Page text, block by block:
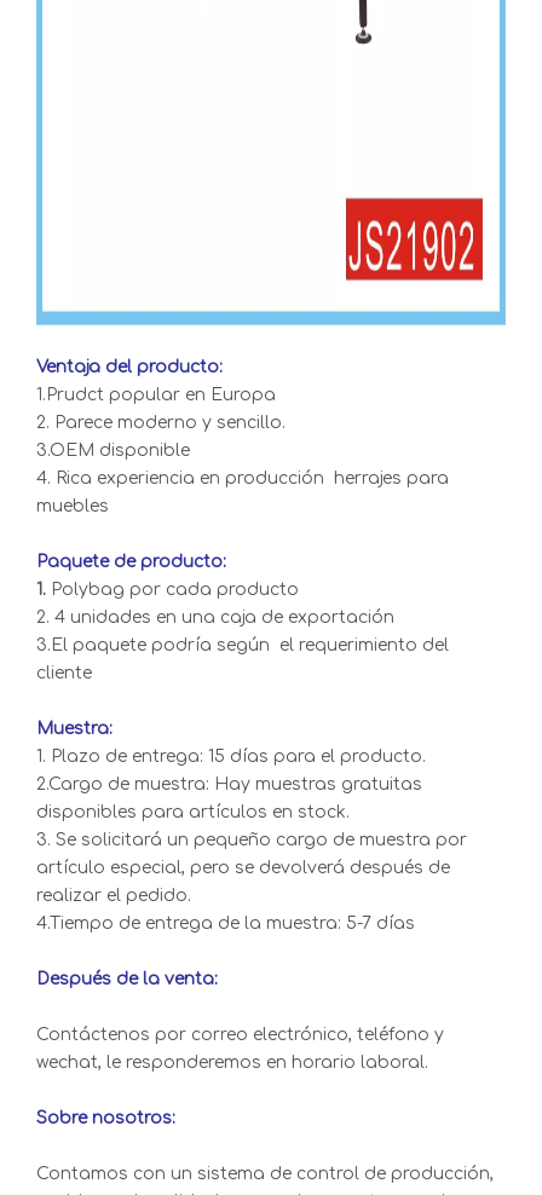
Ventaja del producto:
1.Prudct popular en Europa
2. Parece moderno y sencillo.
3.OEM disponible
4. Rica experiencia en producción herrajes para
muebles
Paquete de producto:
1. Polybag por cada producto
2. 4 unidades en una caja de exportación
3.El paquete podría según el requerimiento del
cliente
Muestra:
1. Plazo de entrega: 15 días para el producto.
2.Cargo de muestra: Hay muestras gratuitas
disponibles para artículos en stock.
3. Se solicitará un pequeño cargo de muestra por
artículo especial, pero se devolverá después de
realizar el pedido.
4.Tiempo de entrega de la muestra: 5-7 días
Después de la venta:
Contáctenos por correo electrónico, teléfono y
wechat, le responderemos en horario laboral.
Sobre nosotros:
Contamos con un sistema de control de producción,